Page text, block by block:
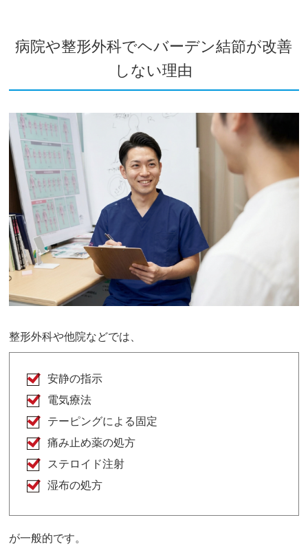
病院や整形外科でヘバーデン結節が改善
しない理由
整形外科や他院などでは、
安静の指示
電気療法
テーピングによる固定
痛み止め薬の処方
ステロイド注射
湿布の処方
が一般的です。